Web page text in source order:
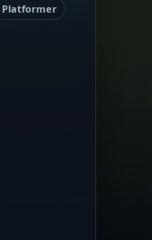
Platformer